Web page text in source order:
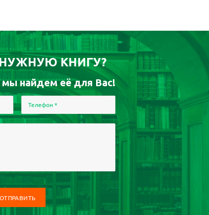
КНИГУ?
найдем её для Вас!
Телефон *